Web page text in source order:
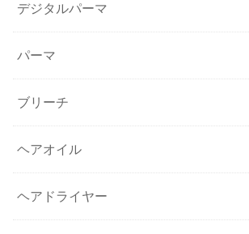
デジタルパーマ
パーマ
ブリーチ
ヘアオイル
ヘアドライヤー